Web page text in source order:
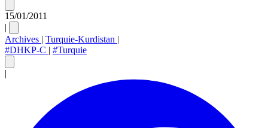
15/01/2011
|
Archives | Turquie-Kurdistan |
#DHKP-C | #Turquie
|